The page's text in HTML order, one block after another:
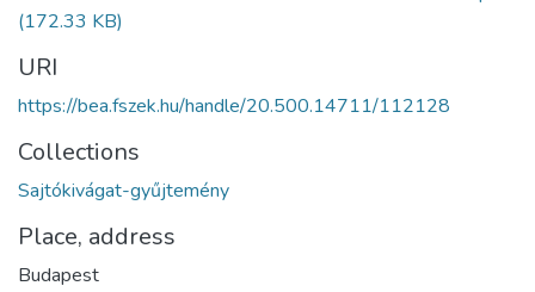
(172.33 KB)
URI
https://bea.fszek.hu/handle/20.500.14711/112128
Collections
Sajtókivágat-gyűjtemény
Place, address
Budapest